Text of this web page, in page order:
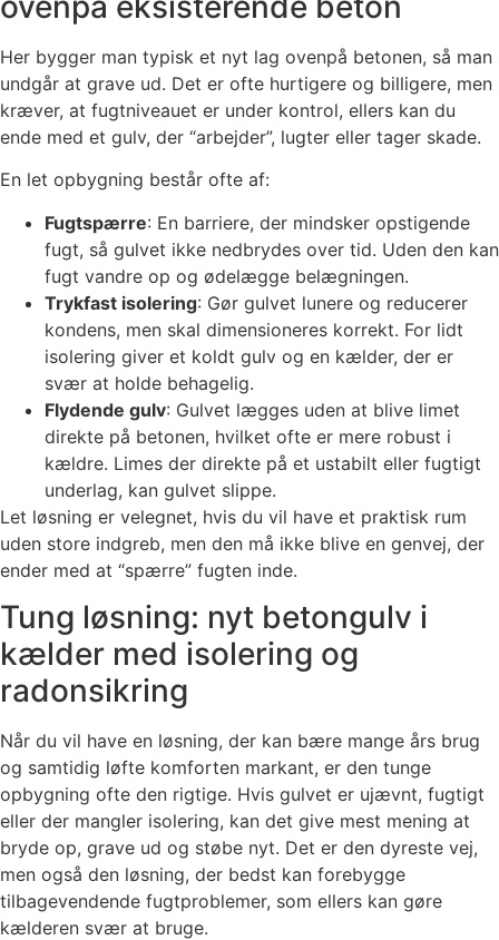
Her bygger man typisk et nyt lag ovenpå betonen, så man
undgår at grave ud. Det er ofte hurtigere og billigere, men
kræver, at fugtniveauet er under kontrol, ellers kan du
ende med et gulv, der “arbejder”, lugter eller tager skade.
En let opbygning består ofte af:
Fugtspærre: En barriere, der mindsker opstigende
fugt, så gulvet ikke nedbrydes over tid. Uden den kan
fugt vandre op og ødelægge belægningen.
Trykfast isolering: Gør gulvet lunere og reducerer
kondens, men skal dimensioneres korrekt. For lidt
isolering giver et koldt gulv og en kælder, der er
svær at holde behagelig.
Flydende gulv: Gulvet lægges uden at blive limet
direkte på betonen, hvilket ofte er mere robust i
kældre. Limes der direkte på et ustabilt eller fugtigt
underlag, kan gulvet slippe.
Let løsning er velegnet, hvis du vil have et praktisk rum
uden store indgreb, men den må ikke blive en genvej, der
ender med at “spærre” fugten inde.
Tung løsning: nyt betongulv i
kælder med isolering og
radonsikring
Når du vil have en løsning, der kan bære mange års brug
og samtidig løfte komforten markant, er den tunge
opbygning ofte den rigtige. Hvis gulvet er ujævnt, fugtigt
eller der mangler isolering, kan det give mest mening at
bryde op, grave ud og støbe nyt. Det er den dyreste vej,
men også den løsning, der bedst kan forebygge
tilbagevendende fugtproblemer, som ellers kan gøre
kælderen svær at bruge.